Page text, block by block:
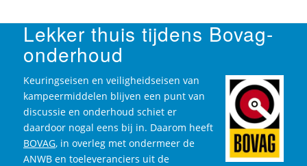
Lekker thuis tijdens Bovag-
onderhoud
Keuringseisen en veiligheidseisen van
kampeermiddelen blijven een punt van
discussie en onderhoud schiet er
daardoor nogal eens bij in. Daarom heeft
BOVAG, in overleg met ondermeer de
ANWB en toeleveranciers uit de